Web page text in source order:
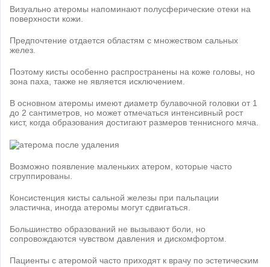
Визуально атеромы напоминают полусферические отеки на
поверхности кожи.
Предпочтение отдается областям с множеством сальных
желез.
Поэтому кисты особенно распространены на коже головы, но
зона паха, также не является исключением.
В основном атеромы имеют диаметр булавочной головки от 1
до 2 сантиметров, но может отмечаться интенсивный рост
кист, когда образования достигают размеров теннисного мяча.
Возможно появление маленьких атером, которые часто
сгруппированы.
Консистенция кисты сальной железы при пальпации
эластична, иногда атеромы могут сдвигаться.
Большинство образований не вызывают боли, но
сопровождаются чувством давления и дискомфортом.
Пациенты с атеромой часто приходят к врачу по эстетическим